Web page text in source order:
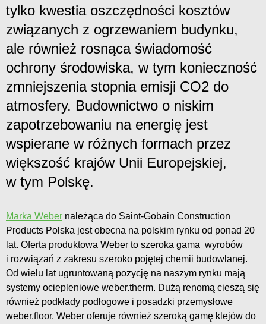
tylko kwestia oszczędności kosztów
związanych z ogrzewaniem budynku,
ale również rosnąca świadomość
ochrony środowiska, w tym konieczność
zmniejszenia stopnia emisji CO2 do
atmosfery. Budownictwo o niskim
zapotrzebowaniu na energię jest
wspierane w różnych formach przez
większość krajów Unii Europejskiej,
w tym Polskę.
Marka Weber należąca do Saint-Gobain Construction
Products Polska jest obecna na polskim rynku od ponad 20
lat. Oferta produktowa Weber to szeroka gama wyrobów
i rozwiązań z zakresu szeroko pojętej chemii budowlanej.
Od wielu lat ugruntowaną pozycję na naszym rynku mają
systemy ociepleniowe weber.therm. Dużą renomą cieszą się
również podkłady podłogowe i posadzki przemysłowe
weber.floor. Weber oferuje również szeroką gamę klejów do